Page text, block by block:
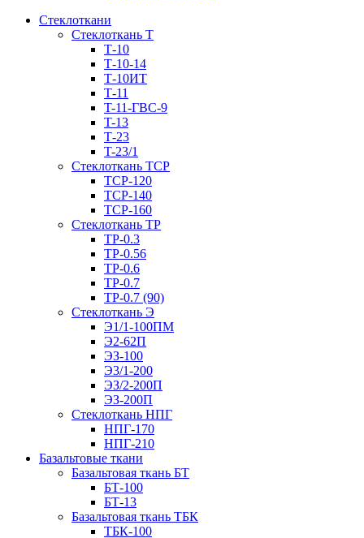
Стеклоткани
Стеклоткань Т
Т-10
Т-10-14
Т-10ИТ
Т-11
T-11-ГВС-9
T-13
Т-23
T-23/1
Стеклоткань ТСР
ТСР-120
ТСР-140
ТСР-160
Стеклоткань ТР
ТР-0.3
ТР-0.56
ТР-0.6
ТР-0.7
ТР-0.7 (90)
Стеклоткань Э
Э1/1-100ПМ
Э2-62П
ЭЗ-100
Э3/1-200
ЭЗ/2-200П
ЭЗ-200П
Стеклоткань НПГ
НПГ-170
НПГ-210
Базальтовые ткани
Базальтовая ткань БТ
БТ-100
БТ-13
Базальтовая ткань ТБК
ТБК-100